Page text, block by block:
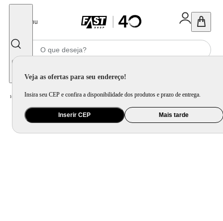
Menu
Veja as ofertas para seu endereço!
Insira seu CEP e confira a disponibilidade dos produtos e prazo de entrega.
Inserir CEP Mais tarde
Home Bebê / Amamentação e Alimentação / Mamadeira